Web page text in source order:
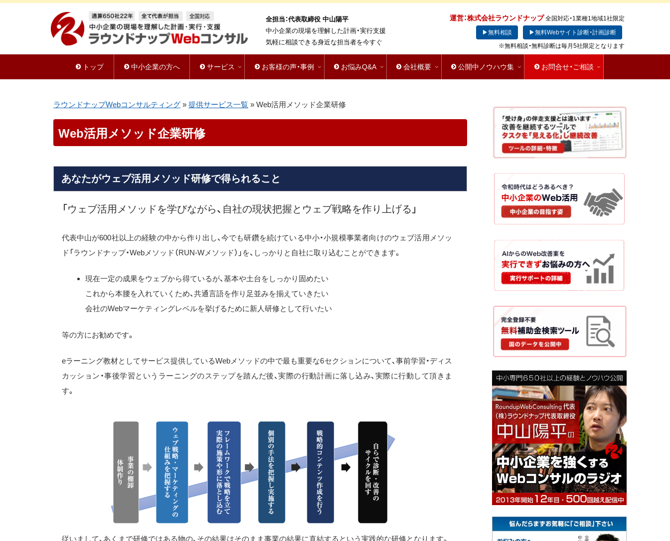
全担当：代表取締役 中山陽平
中小企業の現場を理解した計画・実行支援
気軽に相談できる身近な担当者を今すぐ
運営：株式会社ラウンドナップ 全国対応・1業種1地域1社限定
▶無料相談
▶無料Webサイト診断・計画診断
※無料相談・無料診断は毎月5社限定となります
トップ 中小企業の方へ サービス お客様の声・事例 お悩みQ&A 会社概要 公開中ノウハウ集 お問合せ・ご相談
ラウンドナップWebコンサルティング » 提供サービス一覧 » Web活用メソッド企業研修
Web活用メソッド企業研修
あなたがウェブ活用メソッド研修で得られること
「ウェブ活用メソッドを学びながら、自社の現状把握とウェブ戦略を作り上げる」
代表中山が600社以上の経験の中から作り出し、今でも研鑽を続けている中小・小規模事業者向けのウェブ活用メソッ
ド「ラウンドナップ・Webメソッド（RUN-Wメソッド）」を、しっかりと自社に取り込むことができます。
現在一定の成果をウェブから得ているが、基本や土台をしっかり固めたい
これから本腰を入れていくため、共通言語を作り足並みを揃えていきたい
会社のWebマーケティングレベルを挙げるために新人研修として行いたい
等の方にお勧めです。
eラーニング教材としてサービス提供しているWebメソッドの中で最も重要な6セクションについて、事前学習・ディス
カッション・事後学習というラーニングのステップを踏んだ後、実際の行動計画に落し込み、実際に行動して頂きま
す。
従いまして、あくまで研修ではある物の、その結果はそのまま事業の結果に直結するという実践的な研修となります。